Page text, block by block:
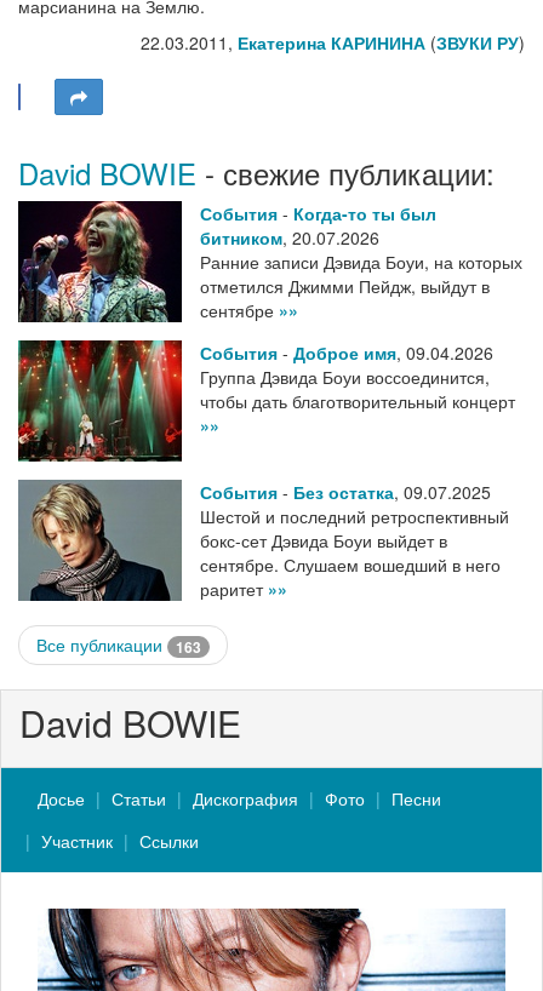
марсианина на Землю.
22.03.2011, Екатерина КАРИНИНА (ЗВУКИ РУ)
David BOWIE - свежие публикации:
События - Когда-то ты был
битником, 20.07.2026
Ранние записи Дэвида Боуи, на которых
отметился Джимми Пейдж, выйдут в
сентябре »»
События - Доброе имя, 09.04.2026
Группа Дэвида Боуи воссоединится,
чтобы дать благотворительный концерт
»»
События - Без остатка, 09.07.2025
Шестой и последний ретроспективный
бокс-сет Дэвида Боуи выйдет в
сентябре. Слушаем вошедший в него
раритет »»
Все публикации 163
David BOWIE
Досье Статьи Дискография Фото
Песни
Участник
Ссылки